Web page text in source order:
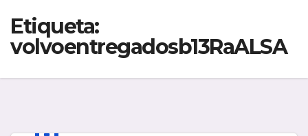
Etiqueta:
volvoentregadosb13RaALSA